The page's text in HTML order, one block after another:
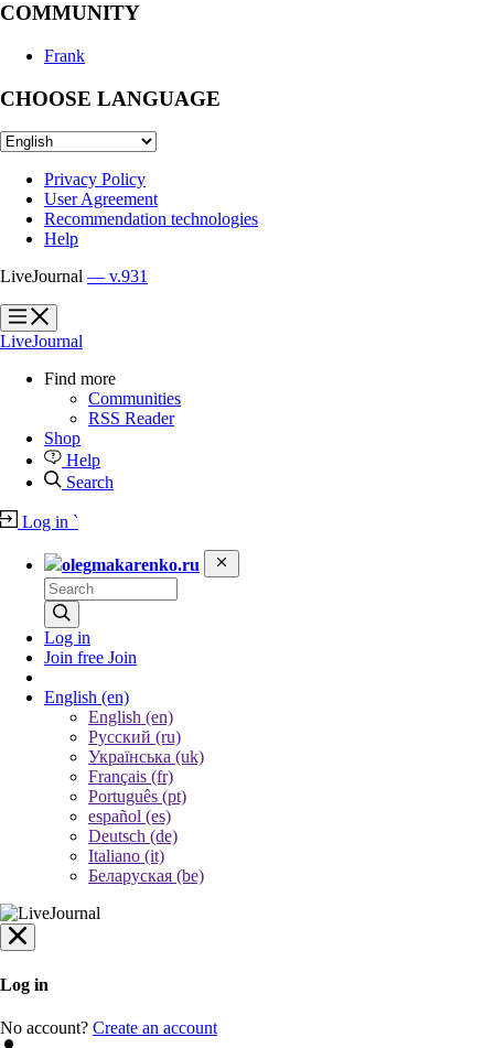
COMMUNITY
Frank
CHOOSE LANGUAGE
Privacy Policy
User Agreement
Recommendation technologies
Help
LiveJournal — v.931
?
?
LiveJournal
Find more
Communities
RSS Reader
Shop
Help
Search
Log in `
olegmakarenko.ru
Log in
Join free Join
English (en)
English (en)
Русский (ru)
Українська (uk)
Français (fr)
Português (pt)
español (es)
Deutsch (de)
Italiano (it)
Беларуская (be)
Log in
No account? Create an account